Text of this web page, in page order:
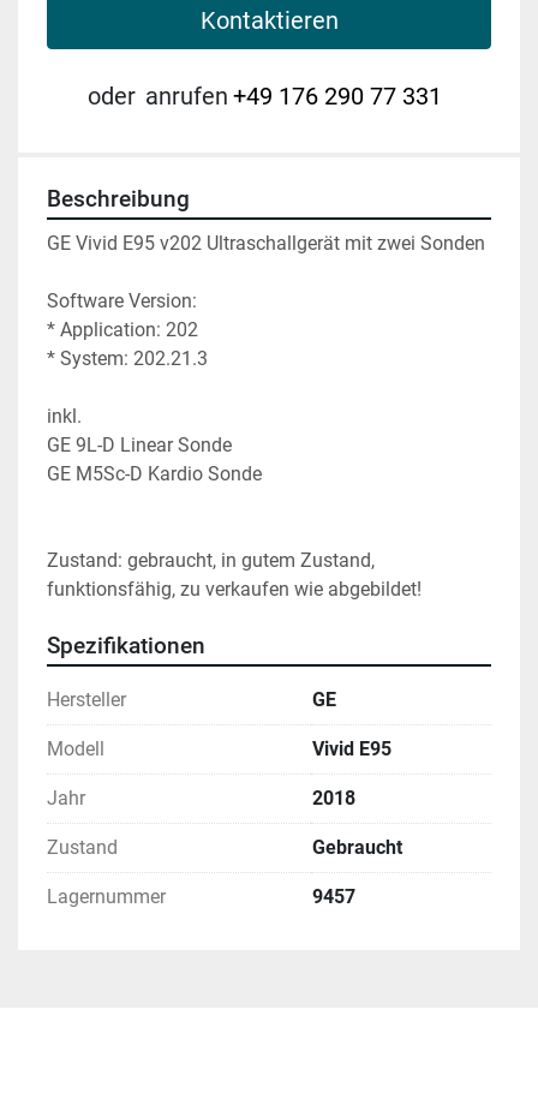
Kontaktieren
oder anrufen +49 176 290 77 331
Beschreibung
GE Vivid E95 v202 Ultraschallgerät mit zwei Sonden
Software Version:
* Application: 202
* System: 202.21.3
inkl.
GE 9L-D Linear Sonde
GE M5Sc-D Kardio Sonde
Zustand: gebraucht, in gutem Zustand,
funktionsfähig, zu verkaufen wie abgebildet!
Spezifikationen
Hersteller GE
Modell Vivid E95
Jahr 2018
Zustand Gebraucht
Lagernummer 9457